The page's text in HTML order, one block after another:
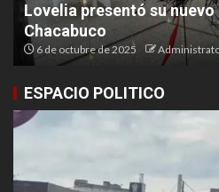
Lovelia presentó su nuevo
Chacabuco
6 de octubre de 2025
ESPACIO POLITICO